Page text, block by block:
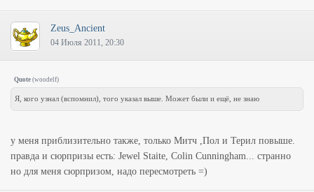
Zeus_Ancient
04 Июля 2011, 20:30
Quote (woodelf)
Я, кого узнал (вспомнил), того указал выше. Может были и ещё, не знаю
у меня приблизительно также, только Митч ,Пол и Терил повыше.
правда и сюрпризы есть: Jewel Staite, Colin Cunningham... странно
но для меня сюрпризом, надо пересмотреть =)